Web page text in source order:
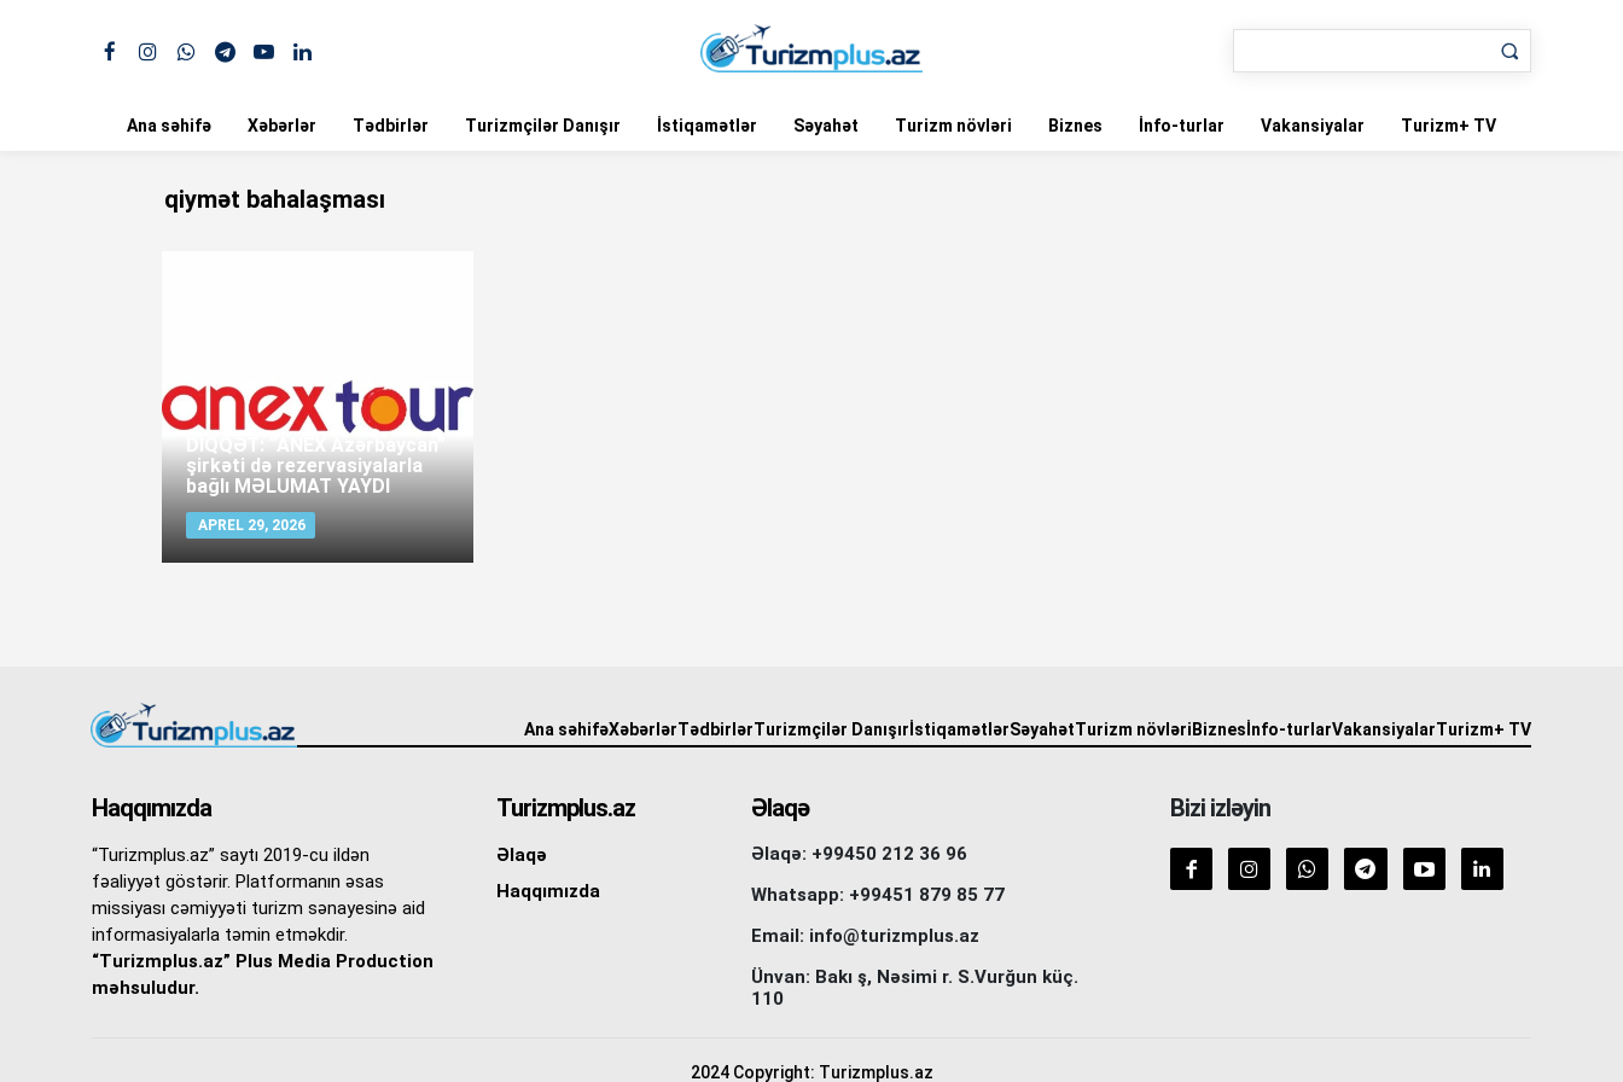
Ana səhifə Xəbərlər Tədbirlər Turizmçilər Danışır İstiqamətlər Səyahət Turizm növləri Biznes İnfo-turlar Vakansiyalar Turizm+ TV
qiymət bahalaşması
DİQQƏT: “ANEX Azərbaycan”
şirkəti də rezervasiyalarla
bağlı MƏLUMAT YAYDI
APREL 29, 2026
Ana səhifəXəbərlərTədbirlərTurizmçilər Danışır İstiqamətlərSəyahətTurizm növləri Biznes İnfo-turlarVakansiyalarTurizm+ TV
Haqqımızda
“Turizmplus.az” saytı 2019-cu ildən
fəaliyyət göstərir. Platformanın əsas
missiyası cəmiyyəti turizm sənayesinə aid
informasiyalarla təmin etməkdir.
“Turizmplus.az” Plus Media Production
məhsuludur.
Turizmplus.az
Əlaqə
Haqqımızda
Əlaqə
Əlaqə: +99450 212 36 96
Whatsapp: +99451 879 85 77
Email: info@turizmplus.az
Ünvan: Bakı ş, Nəsimi r. S.Vurğun küç.
110
Bizi izləyin
2024 Copyright: Turizmplus.az